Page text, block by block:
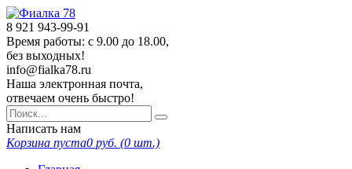
8 921 943-99-91
Время работы: с 9.00 до 18.00,
без выходных!
info@fialka78.ru
Наша электронная почта,
отвечаем очень быстро!
Написать нам
Корзина пуста0 руб. (0 шт.)